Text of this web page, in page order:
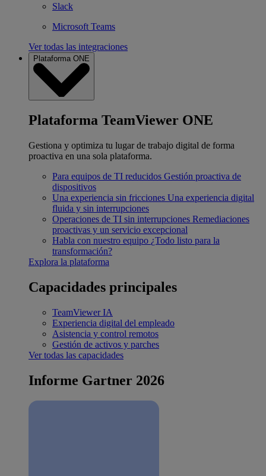
Slack
Microsoft Teams
Ver todas las integraciones
Plataforma ONE
Plataforma TeamViewer ONE
Gestiona y optimiza tu lugar de trabajo digital de forma
proactiva en una sola plataforma.
Para equipos de TI reducidos Gestión proactiva de
dispositivos
Una experiencia sin fricciones Una experiencia digital
fluida y sin interrupciones
Operaciones de TI sin interrupciones Remediaciones
proactivas y un servicio excepcional
Habla con nuestro equipo ¿Todo listo para la
transformación?
Explora la plataforma
Capacidades principales
TeamViewer IA
Experiencia digital del empleado
Asistencia y control remotos
Gestión de activos y parches
Ver todas las capacidades
Informe Gartner 2026